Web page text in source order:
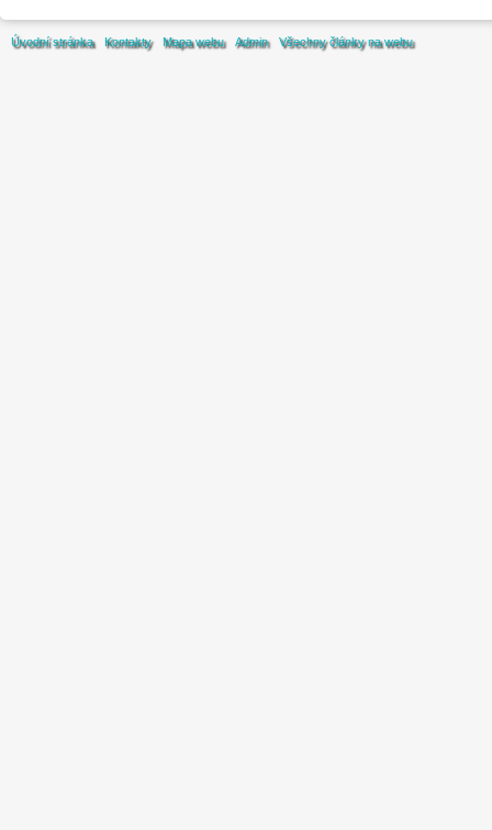
Úvodní stránka Kontakty Mapa webu Admin Všechny články na webu